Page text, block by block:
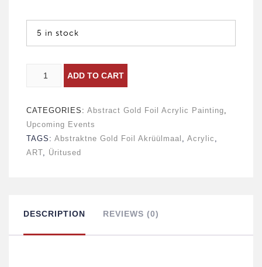
5 in stock
ABSTRAKTNE
AKRÜÜLMAAL
ADD TO CART
CATEGORIES: Abstract Gold Foil Acrylic Painting,
Upcoming Events
TAGS: Abstraktne Gold Foil Akrüülmaal , Acrylic ,
ART, Üritused
DESCRIPTION REVIEWS (0)